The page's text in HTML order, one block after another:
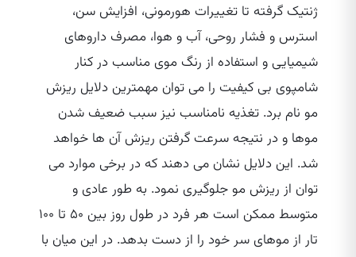
ژنتیک گرفته تا تغییرات هورمونی، افزایش سن،
استرس و فشار روحی، آب و هوا، مصرف داروهای
شیمیایی و استفاده از رنگ موی مناسب در کنار
شامپوی بی‌ کیفیت را می‌ توان مهمترین دلایل ریزش
مو نام برد. تغذیه نامناسب نیز سبب ضعیف شدن
موها و در نتیجه سرعت گرفتن ریزش آن ها خواهد
شد. این دلایل نشان می‌ دهند که در برخی موارد می‌
توان از ریزش مو جلوگیری نمود. به طور عادی و
متوسط ممکن است هر فرد در طول روز بین ۵۰ تا ۱۰۰
تار از موهای سر خود را از دست بدهد. در این میان با